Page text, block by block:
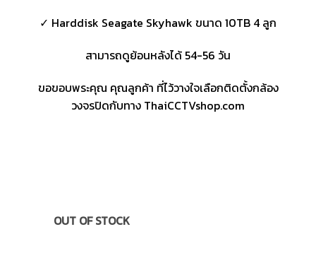
✓ Harddisk Seagate Skyhawk ขนาด 10TB 4 ลูก
สามารถดูย้อนหลังได้ 54-56 วัน
ขอขอบพระคุณ คุณลูกค้า ที่ไว้วางใจเลือกติดตั้งกล้อง
วงจรปิดกับทาง ThaiCCTVshop.com
OUT OF STOCK